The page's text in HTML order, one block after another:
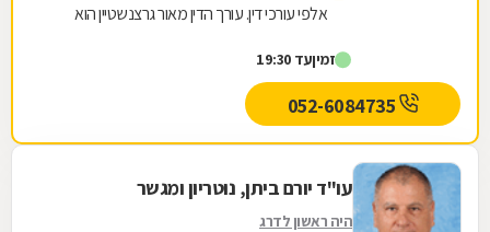
אלפי עורכי דין. עורך הדין מאור גרצנשטיין הוא
ממליצה עליו ואני ממליץ עליו. תודה רבה!
זמיןעד 19:30
עו"ד יורם ביתן, נוטריון ומגשר
היה ראשון לדרג